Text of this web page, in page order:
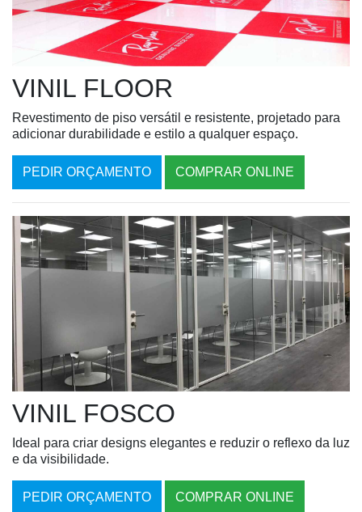
VINIL FLOOR
Revestimento de piso versátil e resistente, projetado para
adicionar durabilidade e estilo a qualquer espaço.
PEDIR ORÇAMENTO COMPRAR ONLINE
VINIL FOSCO
Ideal para criar designs elegantes e reduzir o reflexo da luz
e da visibilidade.
PEDIR ORÇAMENTO COMPRAR ONLINE